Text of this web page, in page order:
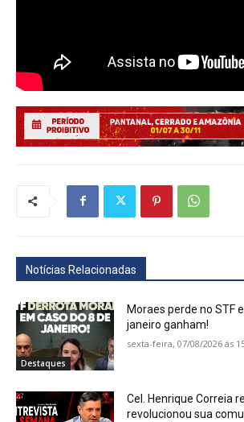
Notícias Relacionadas
Destaques
Moraes perde no STF
janeiro ganham!
sexta-feira, 07/08/2026 ás
Cel. Henrique Correia
revolucionou sua